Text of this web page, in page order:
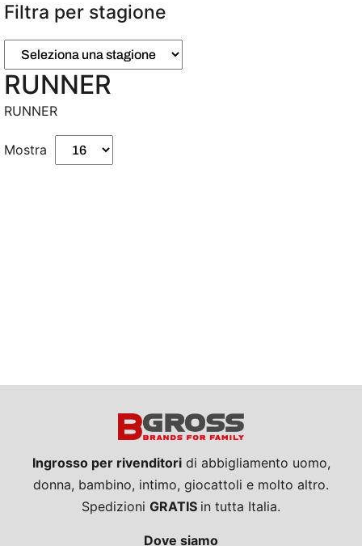
Filtra per stagione
RUNNER
RUNNER
Mostra
Ingrosso per rivenditoridi abbigliamento uomo,
donna, bambino, intimo, giocattoli e molto altro.
Spedizioni GRATIS in tutta Italia.
Dove siamo